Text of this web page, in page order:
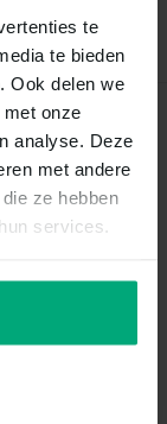
te
te bieden
Ook delen we
onze
analyse. Deze
met andere
ze hebben
services.